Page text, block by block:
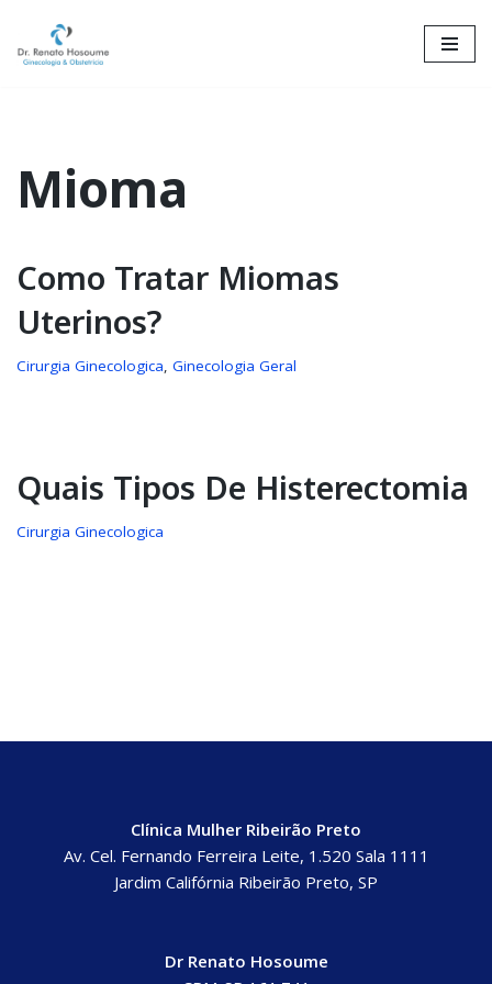
Skip
Mioma
Como Tratar Miomas
Uterinos?
Cirurgia Ginecologica, Ginecologia Geral
Quais Tipos De Histerectomia
Cirurgia Ginecologica
Clínica Mulher Ribeirão Preto
Av. Cel. Fernando Ferreira Leite, 1.520 Sala 1111
Jardim Califórnia Ribeirão Preto, SP
Dr Renato Hosoume